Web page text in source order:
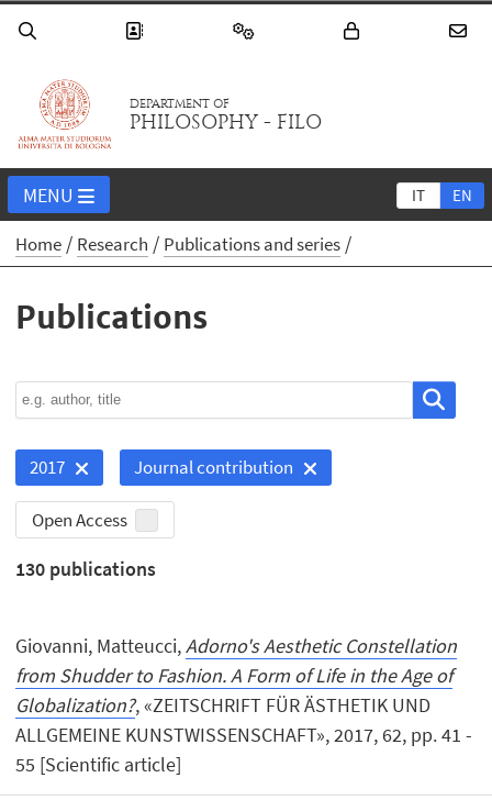
DEPARTMENT OF
PHILOSOPHY - FILO
IT EN
MENU
Home Research Publications and series
Publications
2017 Journal contribution
Open Access
130 publications
Giovanni, Matteucci,Adorno's Aesthetic Constellation
from Shudder to Fashion. A Form of Life in the Age of
Globalization?, «ZEITSCHRIFT FÜR ÄSTHETIK UND
ALLGEMEINE KUNSTWISSENSCHAFT», 2017, 62, pp. 41 -
55 [Scientific article]